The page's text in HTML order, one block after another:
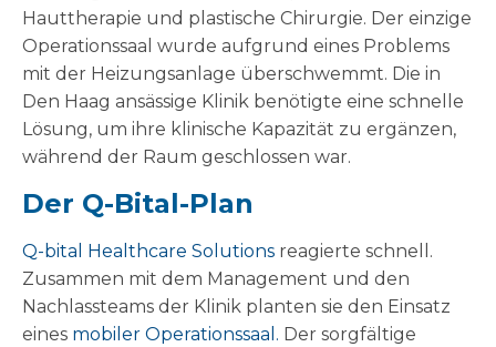
Hauttherapie und plastische Chirurgie. Der einzige
Operationssaal wurde aufgrund eines Problems
mit der Heizungsanlage überschwemmt. Die in
Den Haag ansässige Klinik benötigte eine schnelle
Lösung, um ihre klinische Kapazität zu ergänzen,
während der Raum geschlossen war.
Der Q-Bital-Plan
Q-bital Healthcare Solutions reagierte schnell.
Zusammen mit dem Management und den
Nachlassteams der Klinik planten sie den Einsatz
eines mobiler Operationssaal. Der sorgfältige